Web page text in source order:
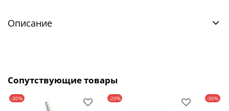
Описание
Сопутствующие товары
-30% -20% -30%